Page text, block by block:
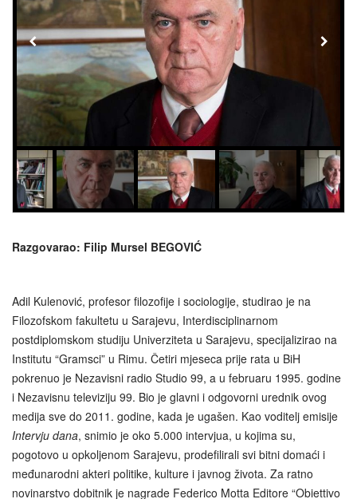
Razgovarao: Filip Mursel BEGOVIĆ
Adil Kulenović, profesor filozofije i sociologije, studirao je na
Filozofskom fakultetu u Sarajevu, Interdisciplinarnom
postdiplomskom studiju Univerziteta u Sarajevu, specijalizirao na
Institutu “Gramsci” u Rimu. Četiri mjeseca prije rata u BiH
pokrenuo je Nezavisni radio Studio 99, a u februaru 1995. godine
i Nezavisnu televiziju 99. Bio je glavni i odgovorni urednik ovog
medija sve do 2011. godine, kada je ugašen. Kao voditelj emisije
Intervju dana, snimio je oko 5.000 intervjua, u kojima su,
pogotovo u opkoljenom Sarajevu, prodefilirali svi bitni domaći i
međunarodni akteri politike, kulture i javnog života. Za ratno
novinarstvo dobitnik je nagrade Federico Motta Editore “Obiettivo